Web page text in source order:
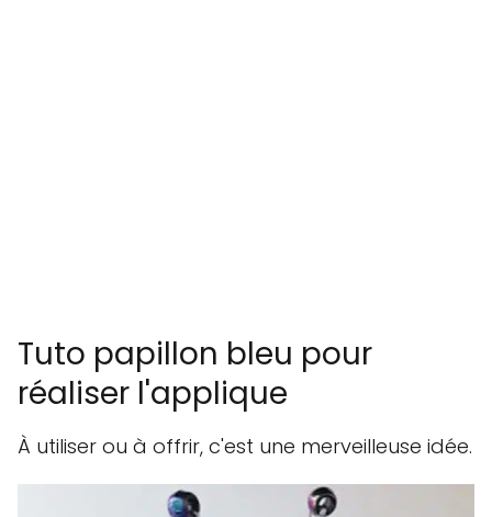
Tuto papillon bleu pour
réaliser l'applique
À utiliser ou à offrir, c'est une merveilleuse idée.